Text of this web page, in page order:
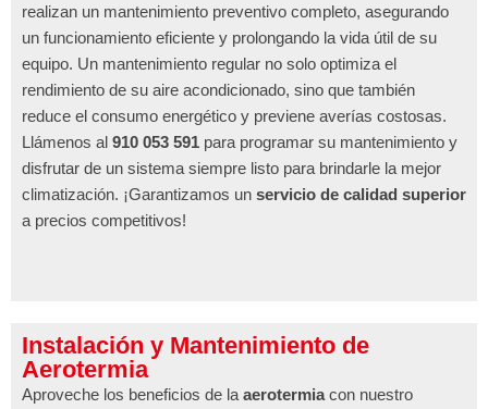
realizan un mantenimiento preventivo completo, asegurando
un funcionamiento eficiente y prolongando la vida útil de su
equipo. Un mantenimiento regular no solo optimiza el
rendimiento de su aire acondicionado, sino que también
reduce el consumo energético y previene averías costosas.
Llámenos al 910 053 591 para programar su mantenimiento y
disfrutar de un sistema siempre listo para brindarle la mejor
climatización. ¡Garantizamos un servicio de calidad superior
a precios competitivos!
Instalación y Mantenimiento de
Aerotermia
Aproveche los beneficios de la aerotermiacon nuestro